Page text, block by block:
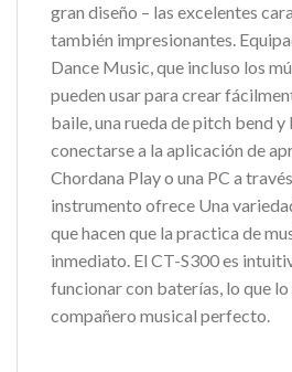
gran diseño – las excelentes
también impresionantes.
Dance Music, que incluso los
pueden usar para crear
baile, una rueda de pitch bend y
conectarse a la aplicación de
Chordana Play o una PC a
instrumento ofrece Una
que hacen que la practica de
inmediato. El CT-S300 es
funcionar con baterías, lo que
compañero musical perfecto.